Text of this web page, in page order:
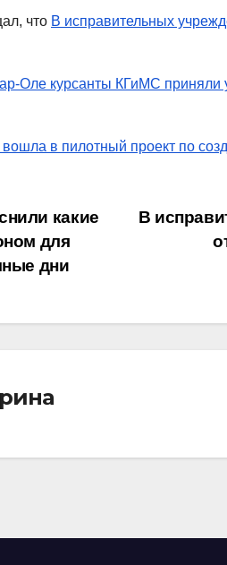
что В исправительных
Оле курсанты КГиМС приняли
в пилотный проект по
В
какие
для
дни